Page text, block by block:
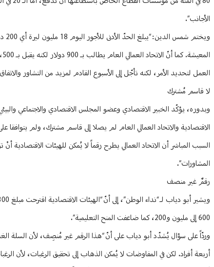
الأجانب”.
العمل لتحديد الأمر، لكنه تأجّل إلى الأسبوع القادم لمزيد من التشاور
لا قاسم مُشترك
الاقتصادية والاتحاد العمالي العام لم يصلا إلى قاسم مشترك، ولم
السبب المباشر أن الاتحاد العمالي يطرح رقماً لا يُمكن للهيئات الاقتصادية
المشاورات”.
رقمٌ غير منصف
600 إلى مليون و200، كما ضاعفت المنح التعليمية”.
أربعة أفراد. لكن في المفاوضات لا يُمكن الذهاب إلى تحقيق الرغبات، لأن